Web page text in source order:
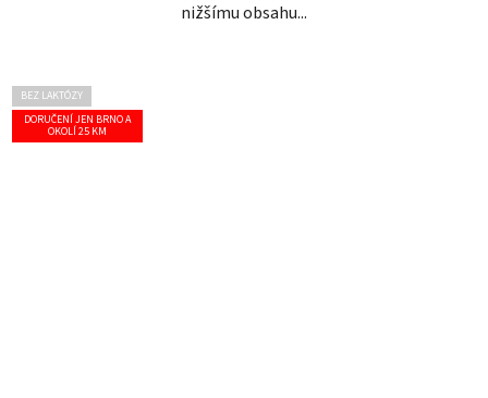
nižšímu obsahu...
BEZ LAKTÓZY
DORUČENÍ JEN BRNO A
OKOLÍ 25 KM